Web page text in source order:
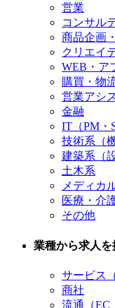
営業
コンサル
商品企画
クリエイ
WEB・ア
購買・物
営業アシ
金融
IT（PM・
技術系（
建築系（
土木系
メディカ
医療・介
その他
業種から求人を
サービス
商社
流通（EC